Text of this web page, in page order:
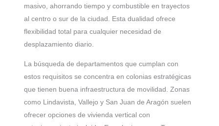
masivo, ahorrando tiempo y combustible en trayectos
al centro o sur de la ciudad. Esta dualidad ofrece
flexibilidad total para cualquier necesidad de
desplazamiento diario.
La búsqueda de departamentos que cumplan con
estos requisitos se concentra en colonias estratégicas
que tienen buena infraestructura de movilidad. Zonas
como Lindavista, Vallejo y San Juan de Aragón suelen
ofrecer opciones de vivienda vertical con